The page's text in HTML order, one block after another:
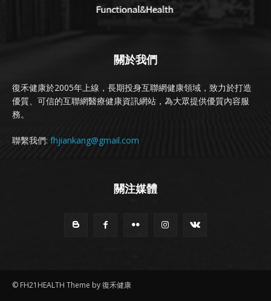
關於我們
復禾健康於2005年上線，長期投身互聯網健康領域，致力於打造
優質、可信的互聯網醫療健康資訊網站，為大眾提供優質內容服
務。
聯繫我們: fhjiankang@gmail.com
關注媒體
© FH21HEALTH Theme by 復禾健康